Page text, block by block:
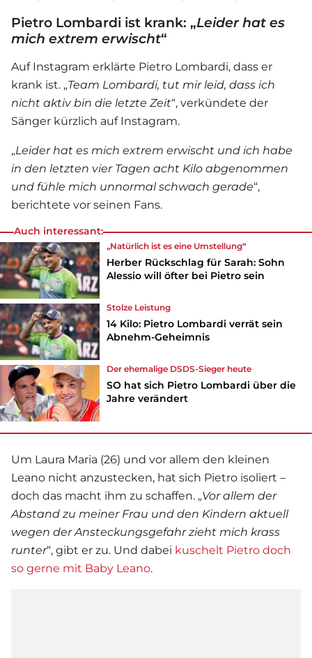
Pietro Lombardi ist krank: „Leider hat es
mich extrem erwischt“
Auf Instagram erklärte Pietro Lombardi, dass er
krank ist. „Team Lombardi, tut mir leid, dass ich
nicht aktiv bin die letzte Zeit“, verkündete der
Sänger kürzlich auf Instagram.
„Leider hat es mich extrem erwischt und ich habe
in den letzten vier Tagen acht Kilo abgenommen
und fühle mich unnormal schwach gerade“,
berichtete vor seinen Fans.
Auch interessant:
„Natürlich ist es eine Umstellung“
Herber Rückschlag für Sarah: Sohn
Alessio will öfter bei Pietro sein
Stolze Leistung
14 Kilo: Pietro Lombardi verrät sein
Abnehm-Geheimnis
Der ehemalige DSDS-Sieger heute
SO hat sich Pietro Lombardi über die
Jahre verändert
Um Laura Maria (26) und vor allem den kleinen
Leano nicht anzustecken, hat sich Pietro isoliert –
doch das macht ihm zu schaffen. „Vor allem der
Abstand zu meiner Frau und den Kindern aktuell
wegen der Ansteckungsgefahr zieht mich krass
runter“, gibt er zu. Und dabei kuschelt Pietro doch
so gerne mit Baby Leano.